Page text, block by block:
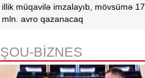
illik müqavilə imzalayıb, mövsümə 17
mln. avro qazanacaq
ŞOU-BİZNES